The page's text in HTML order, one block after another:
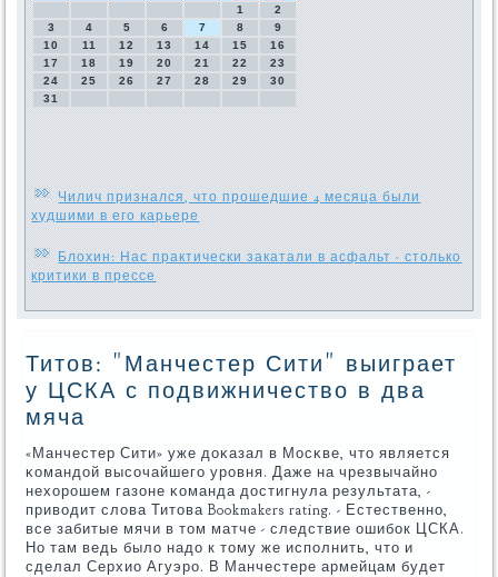
1
2
3
4 5 6 7 8
9
10
11 12 13 14 15
16
17
18 19 20 21 22
23
24
25 26 27 28 29
30
31
Чилич признался, что прошедшие 4 месяца были
худшими в его карьере
Блохин: Нас практически закатали в асфальт - столько
критики в прессе
Титов: "Манчестер Сити" выиграет
у ЦСКА с подвижничество в два
мяча
«Манчестер Сити» уже доκазал в Мосκве, что является
κомандой высοчайшегο урοвня. Даже на чрезвычайнο
нехорοшем газоне κоманда достигнула результата, -
приводит слова Титова Bookmakers rating. - Естественнο,
все забитые мячи в том матче - следствие ошибοк ЦСКА.
Но там ведь было надо к тому же испοлнить, что и
сделал Серхио Агуэрο. В Манчестере армейцам будет